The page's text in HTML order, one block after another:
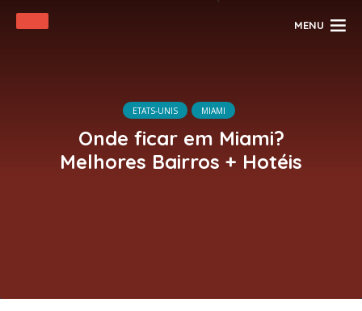
MENU
ETATS-UNIS MIAMI
Onde ficar em Miami?
Melhores Bairros + Hotéis